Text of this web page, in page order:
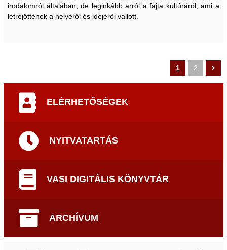
irodalomról általában, de leginkább arról a fajta kultúráról, ami a
létrejöttének a helyéről és idejéről vallott.
1 2
ELÉRHETŐSÉGEK
NYITVATARTÁS
VASI DIGITÁLIS KÖNYVTÁR
ARCHÍVUM